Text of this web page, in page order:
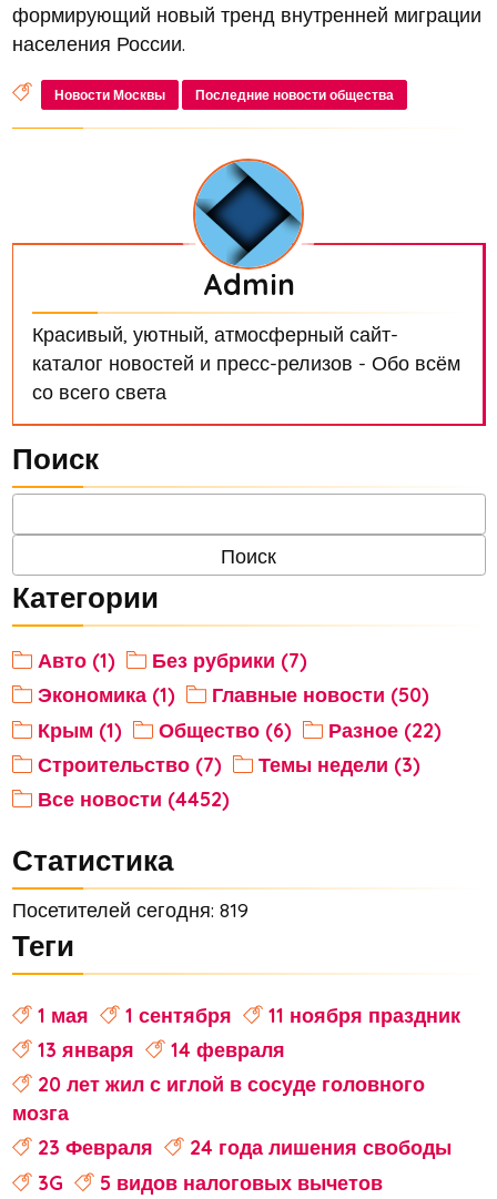
формирующий новый тренд внутренней миграции
населения России.
Новости Москвы Последние новости общества
Admin
Красивый, уютный, атмосферный сайт-
каталог новостей и пресс-релизов - Обо всём
со всего света
Поиск
Категории
Авто (1)
Без рубрики (7)
Экономика (1)
Главные новости (50)
Крым (1)
Общество (6)
Разное (22)
Строительство (7)
Темы недели (3)
Все новости (4452)
Статистика
Посетителей сегодня: 819
Теги
1 мая 1 сентября
11 ноября праздник
13 января
14 февраля
20 лет жил с иглой в сосуде головного
мозга
23 Февраля
24 года лишения свободы
3G
5 видов налоговых вычетов